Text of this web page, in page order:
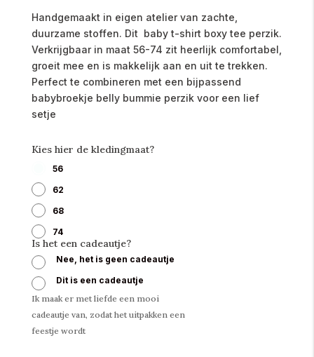
Handgemaakt in eigen atelier van zachte,
duurzame stoffen. Dit baby t-shirt boxy tee perzik.
Verkrijgbaar in maat 56-74 zit heerlijk comfortabel,
groeit mee en is makkelijk aan en uit te trekken.
Perfect te combineren met een bijpassend
babybroekje belly bummie perzik voor een lief
setje
Kies hier de kledingmaat?
56
62
68
74
Is het een cadeautje?
Nee, het is geen cadeautje
Dit is een cadeautje
Ik maak er met liefde een mooi
cadeautje van, zodat het uitpakken een
feestje wordt